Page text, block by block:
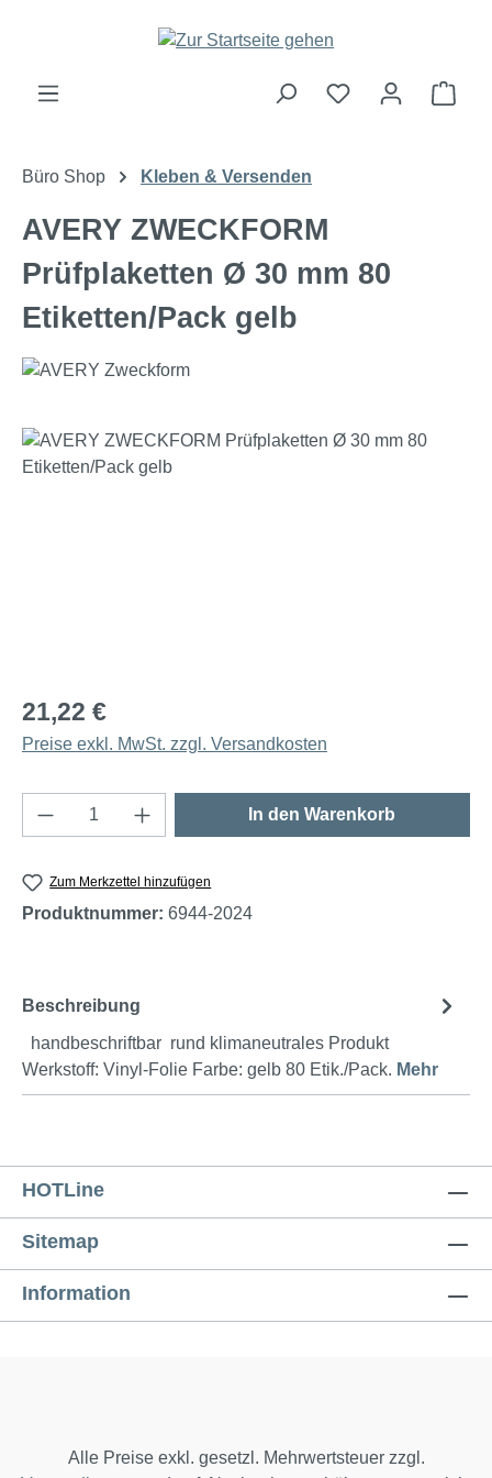
Zum Hauptinhalt springen
Büro Shop Kleben & Versenden
AVERY ZWECKFORM
Prüfplaketten Ø 30 mm 80
Etiketten/Pack gelb
Bildergalerie überspringen
21,22 €
Preise exkl. MwSt. zzgl. Versandkosten
Produkt Anzahl: Gib den gewünschten
In den Warenkorb
Zum Merkzettel hinzufügen
Produktnummer: 6944-2024
Beschreibung
handbeschriftbar rund klimaneutrales Produkt
Werkstoff: Vinyl-Folie Farbe: gelb 80 Etik./Pack. Mehr
HOTLine
Sitemap
Information
Alle Preise exkl. gesetzl. Mehrwertsteuer zzgl.